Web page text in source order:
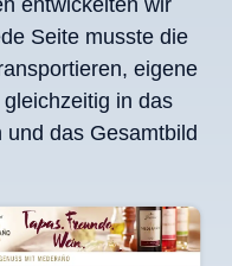
entwickelten wir
Seite musste die
eigene
in das
das Gesamtbild